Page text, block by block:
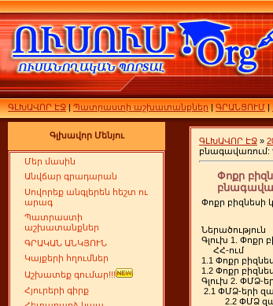
ԳԼԽԱՎՈՐ ԷՋ|Պատրաստի աշխատանքներ|ԳՐԱՆՑՈՒՄ|
Գլխավոր Մենյու
Մեր մասին
Անվճար գրադարան
Սովորեք անգլերեն հեշտ ու
արագ
Պատրաստի
աշխատանքներ
ԳՐԱԿԱՆ ԱՆԿՅՈՒՆ
Կայքերի հղումներ
Աշխատեք գումար!!!
Հյուրերի գիրք
ԳԼԽԱՎՈՐ ԷՋ »
Փոքր
Փոքր
Ներածություն
Գլուխ 1. Փոքր
ՀՀ-ում
1.1 Փոքր
1.2 Փոքր
Գլուխ 2. ՓՄՁ-
2.1 ՓՄՁ-երի
2.2 ՓՄՁ